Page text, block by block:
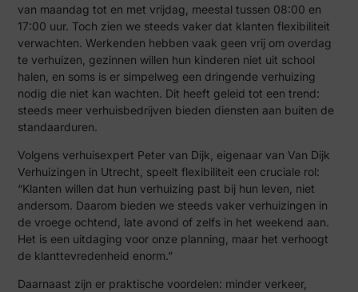
van maandag tot en met vrijdag, meestal tussen 08:00 en
17:00 uur. Toch zien we steeds vaker dat klanten flexibiliteit
verwachten. Werkenden hebben vaak geen vrij om overdag
te verhuizen, gezinnen willen hun kinderen niet uit school
halen, en soms is er simpelweg een dringende verhuizing
nodig die niet kan wachten. Dit heeft geleid tot een trend:
steeds meer verhuisbedrijven bieden diensten aan buiten de
standaarduren.
Volgens verhuisexpert Peter van Dijk, eigenaar van Van Dijk
Verhuizingen in Utrecht, speelt flexibiliteit een cruciale rol:
“Klanten willen dat hun verhuizing past bij hun leven, niet
andersom. Daarom bieden we steeds vaker verhuizingen in
de vroege ochtend, late avond of zelfs in het weekend aan.
Het is een uitdaging voor onze planning, maar het verhoogt
de klanttevredenheid enorm.”
Daarnaast zijn er praktische voordelen: minder verkeer,